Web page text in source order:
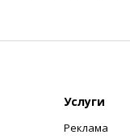
Услуги
Реклама